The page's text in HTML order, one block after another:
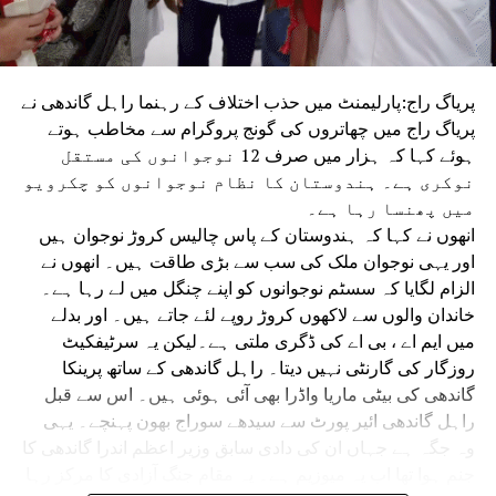
کارروائی کا مطالبہ کیا۔ پولیس نے انہیں حراست میں لے کر
دوسری سمت بھیج دیا۔
پریاگ راج:پارلیمنٹ میں حذب اختلاف کے رہنما راہل گاندھی نے
پریاگ راج میں چھاتروں کی گونج پروگرام سے مخاطب ہوتے
ہوئے کہا کہ ہزار میں صرف 12 نوجوانوں کی مستقل
نوکری ہے۔ ہندوستان کا نظام نوجوانوں کو چکرویو
میں پھنسا رہا ہے۔
انھوں نے کہا کہ ہندوستان کے پاس چالیس کروڑ نوجوان ہیں
اور یہی نوجوان ملک کی سب سے بڑی طاقت ہیں۔ انھوں نے
الزام لگایا کہ سسٹم نوجوانوں کو اپنے چنگل میں لے رہا ہے۔
خاندان والوں سے لاکھوں کروڑ روپے لئے جاتے ہیں۔ اور بدلے
میں ایم اے ، بی اے کی ڈگری ملتی ہے۔لیکن یہ سرٹیفکیٹ
روزگار کی گارنٹی نہیں دیتا۔ راہل گاندھی کے ساتھ پرینکا
گاندھی کی بیٹی ماریا واڈرا بھی آئی ہوئی ہیں۔ اس سے قبل
راہل گاندھی ائیر پورٹ سے سیدھے سوراج بھون پہنچے۔ یہی